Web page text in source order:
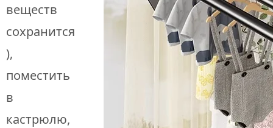
веществ
сохранится
),
поместить
в
кастрюлю,